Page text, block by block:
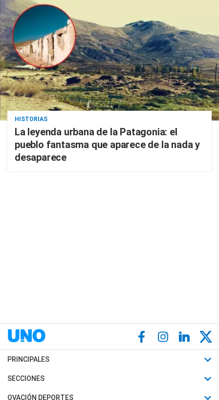
HISTORIAS
La leyenda urbana de la Patagonia: el
pueblo fantasma que aparece de la nada y
desaparece
PRINCIPALES
Últimas Noticias
Política
SECCIONES
Horóscopo
OVACIÓN DEPORTES